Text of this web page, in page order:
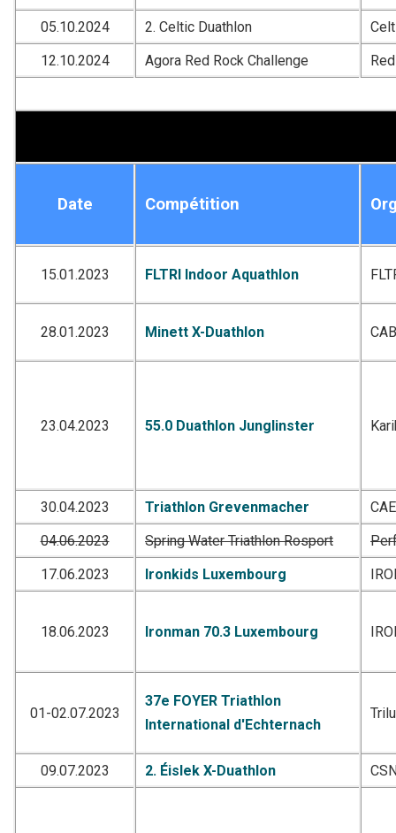
05.10.2024 2. Celtic Duathlon
12.10.2024
Agora Red Rock Challenge
Date Compétition
15.01.2023 FLTRI Indoor Aquathlon
28.01.2023 Minett X-Duathlon CAB
23.04.2023 55.0 Duathlon Junglinster
30.04.2023 Triathlon Grevenmacher
04.06.2023
Spring Water Triathlon Rosport
17.06.2023
Ironkids Luxembourg
18.06.2023 Ironman 70.3 Luxembourg
01-02.07.2023
37e FOYER Triathlon
International d'Echternach
09.07.2023 2. Éislek X-Duathlon